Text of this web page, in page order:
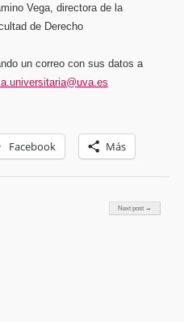
Vega, directora de la
de Derecho
un correo con sus datos a
Facebook Más
Next post →